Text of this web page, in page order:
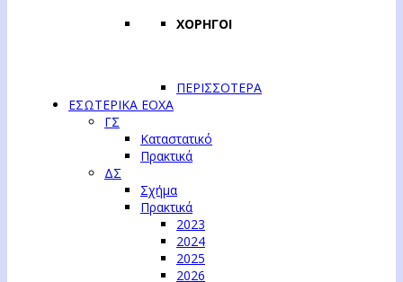
ΧΟΡΗΓΟΙ
ΠΕΡΙΣΣΟΤΕΡΑ
ΕΣΩΤΕΡΙΚΑ ΕΟΧΑ
ΓΣ
Καταστατικό
Πρακτικά
ΔΣ
Σχήμα
Πρακτικά
2023
2024
2025
2026